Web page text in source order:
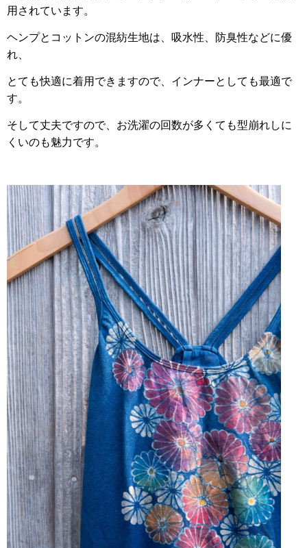
用されています。
ヘンプとコットンの混紡生地は、吸水性、防臭性などに優
れ、
とても快適に着用できますので、インナーとしても最適で
す。
そして丈夫ですので、お洗濯の回数が多くても型崩れしに
くいのも魅力です。